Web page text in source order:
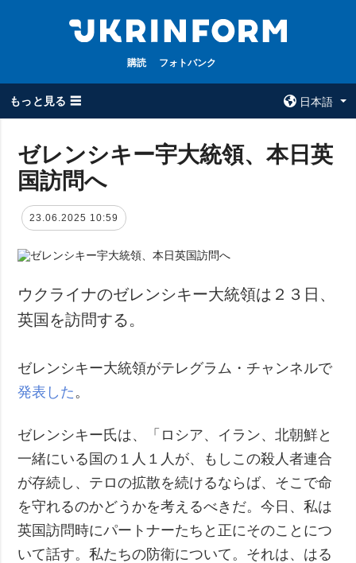
購読 フォトバンク
もっと見る ☰
日本語
全てのトピック
被占領地
政治
防衛
社会・文化
犯罪
事故・緊急事態
コンタクト
追加
特集
インタビュー
写真
動画
サービス
購読
フォトバンク
ゼレンシキー宇大統領、本日英
国訪問へ
23.06.2025 10:59
ウクライナのゼレンシキー大統領は２３日、
英国を訪問する。
ゼレンシキー大統領がテレグラム・チャンネルで
発表した 。
ゼレンシキー氏は、「ロシア、イラン、北朝鮮と
一緒にいる国の１人１人が、もしこの殺人者連合
が存続し、テロの拡散を続けるならば、そこで命
を守れるのかどうかを考えるべきだ。今日、私は
英国訪問時にパートナーたちと正にそのことにつ
いて話す。私たちの防衛について。それは、はる